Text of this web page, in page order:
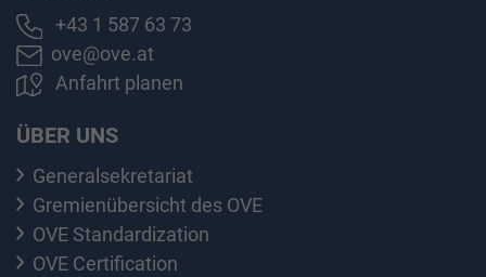
+43 1 587 63 73
ove@ove.at
Anfahrt planen
ÜBER UNS
Generalsekretariat
Gremienübersicht des OVE
OVE Standardization
OVE Certification